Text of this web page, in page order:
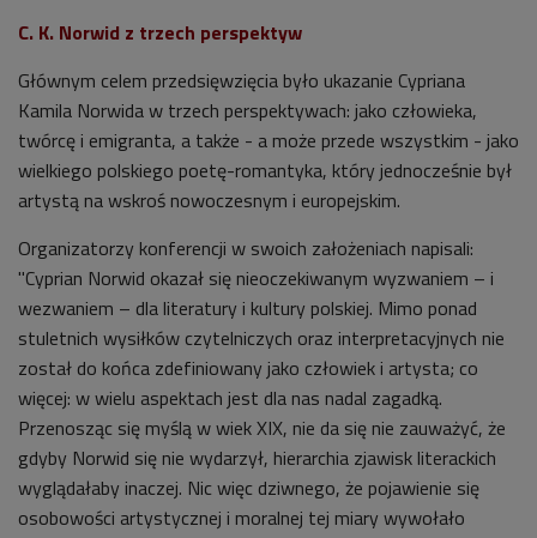
C. K. Norwid z trzech perspektyw
Głównym celem przedsięwzięcia było ukazanie Cypriana
Kamila Norwida w trzech perspektywach: jako człowieka,
twórcę i emigranta, a także - a może przede wszystkim - jako
wielkiego polskiego poetę-romantyka, który jednocześnie był
artystą na wskroś nowoczesnym i europejskim.
Organizatorzy konferencji w swoich założeniach napisali:
"Cyprian Norwid okazał się nieoczekiwanym wyzwaniem – i
wezwaniem – dla literatury i kultury polskiej. Mimo ponad
stuletnich wysiłków czytelniczych oraz interpretacyjnych nie
został do końca zdefiniowany jako człowiek i artysta; co
więcej: w wielu aspektach jest dla nas nadal zagadką.
Przenosząc się myślą w wiek XIX, nie da się nie zauważyć, że
gdyby Norwid się nie wydarzył, hierarchia zjawisk literackich
wyglądałaby inaczej. Nic więc dziwnego, że pojawienie się
osobowości artystycznej i moralnej tej miary wywołało